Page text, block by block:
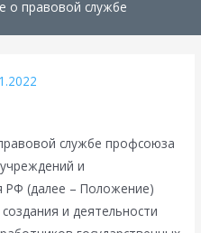
о правовой службе
службе профсоюза
и
РФ (далее – Положение)
и деятельности